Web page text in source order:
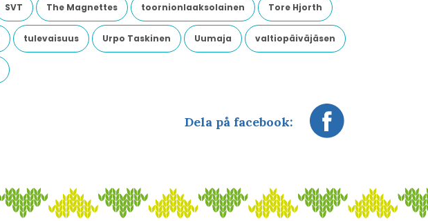
SVT The Magnettes toornionlaaksolainen Tore Hjorth
tulevaisuus Urpo Taskinen Uumaja valtiopäiväjäsen
Dela på facebook: